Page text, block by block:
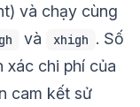
và chạy cùng
và xhigh . Số
xác chi phí của
cam kết sử